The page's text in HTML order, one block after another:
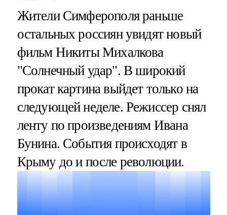
Жители Симферополя раньше
остальных россиян увидят новый
фильм Никиты Михалкова
"Солнечный удар". В широкий
прокат картина выйдет только на
следующей неделе. Режиссер снял
ленту по произведениям Ивана
Бунина. События происходят в
Крыму до и после революции.